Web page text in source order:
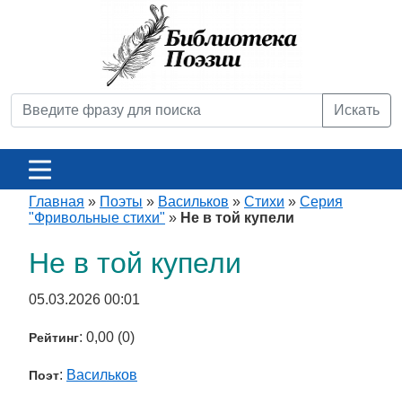
Искать
Главная » Поэты » Васильков » Стихи » Серия
"Фривольные стихи" » Не в той купели
Не в той купели
05.03.2026 00:01
Рейтинг: 0,00 (0)
Поэт: Васильков